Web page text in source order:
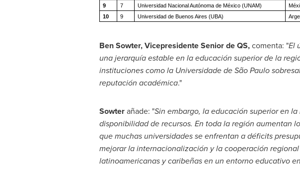
9
7 Universidad Nacional Autónoma de México (UNAM)
10
9 Universidad de Buenos Aires (UBA)
Ben Sowter, Vicepresidente Senior de QS,comenta: "El
una jerarquía estable en la educación superior de la
instituciones como la Universidade de São Paulo
reputación académica."
Sowterañade: "Sin embargo, la educación superior en
disponibilidad de recursos. En toda la región aumentan
que muchas universidades se enfrentan a déficits
mejorar la internacionalización y la cooperación
latinoamericanas y caribeñas en un entorno educativo